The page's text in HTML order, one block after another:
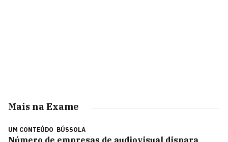
Mais na Exame
UM CONTEÚDO BÚSSOLA
Número de empresas de audiovisual dispara